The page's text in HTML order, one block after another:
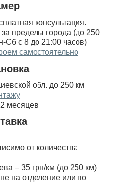
консультация.
пределы города (до 250
Сб с 8 до 21:00 часов)
самостоятельно
обл. до 250 км
месяцев
от количества
– 35 грн/км (до 250 км)
на отделение или по